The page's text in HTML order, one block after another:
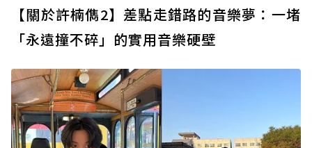
【關於許楠儁2】差點走錯路的音樂夢：一堵
「永遠撞不碎」的實用音樂硬壁